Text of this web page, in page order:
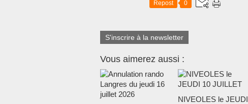
Repost 0
S'inscrire à la newsletter
Vous aimerez aussi :
NIVEOLES le JEUDI